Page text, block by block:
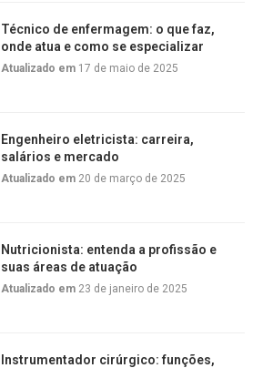
Técnico de enfermagem: o que faz,
onde atua e como se especializar
Atualizado em 17 de maio de 2025
Engenheiro eletricista: carreira,
salários e mercado
Atualizado em 20 de março de 2025
Nutricionista: entenda a profissão e
suas áreas de atuação
Atualizado em 23 de janeiro de 2025
Instrumentador cirúrgico: funções,